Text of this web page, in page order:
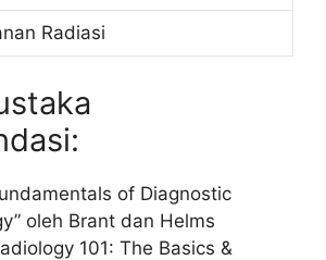
Radiasi
of Diagnostic
oleh Brant dan Helms
101: The Basics &